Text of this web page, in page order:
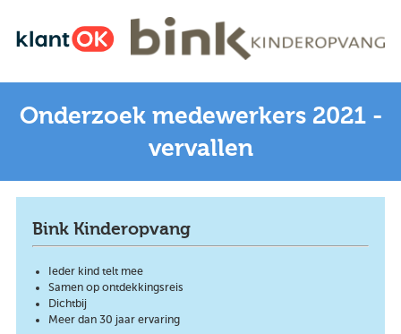
Onderzoek medewerkers 2021 -
vervallen
Bink Kinderopvang
Ieder kind telt mee
Samen op ontdekkingsreis
Dichtbij
Meer dan 30 jaar ervaring